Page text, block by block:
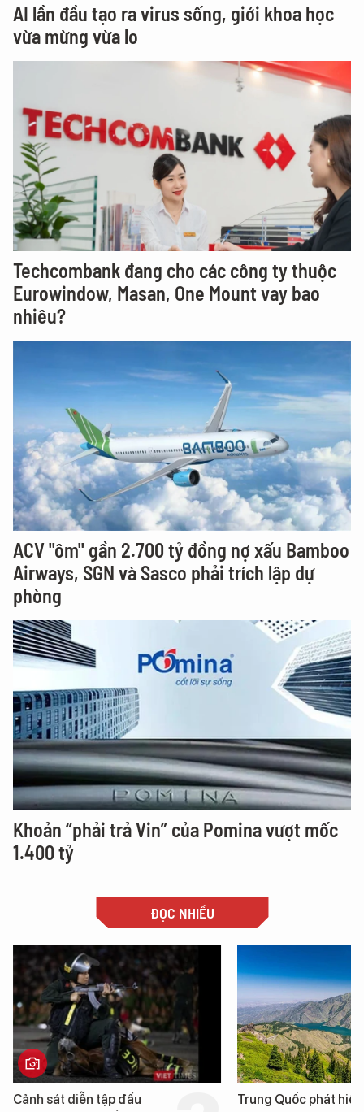
AI lần đầu tạo ra virus sống, giới khoa học
vừa mừng vừa lo
Techcombank đang cho các công ty thuộc
Eurowindow, Masan, One Mount vay bao
nhiêu?
ACV "ôm" gần 2.700 tỷ đồng nợ xấu Bamboo
Airways, SGN và Sasco phải trích lập dự
phòng
Khoản “phải trả Vin” của Pomina vượt mốc
1.400 tỷ
ĐỌC NHIỀU
Trung Quốc phát hiện “mỏ
Loạt dự án bất động